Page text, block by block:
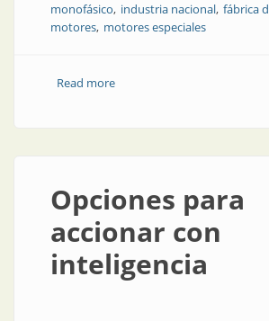
monofásico industria nacional fábrica
motores motores especiales
Read moreabout Diez años en Motores
Opciones para
accionar con
inteligencia